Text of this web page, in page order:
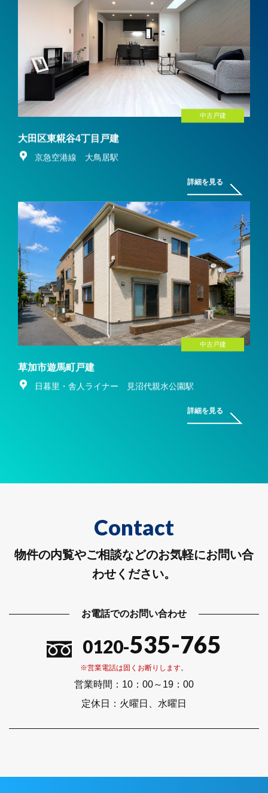
中古戸建
大田区東糀谷4丁目戸建
京急空港線 大鳥居駅
詳細を見る
中古戸建
草加市遊馬町戸建
日暮里・舎人ライナー 見沼代親水公園駅
詳細を見る
Contact
物件の内覧やご相談などのお気軽にお問い合
わせください。
お電話でのお問い合わせ
0120-535-765
※営業電話は固くお断りします。
営業時間： 10：00～19：00
定休日： 火曜日、水曜日